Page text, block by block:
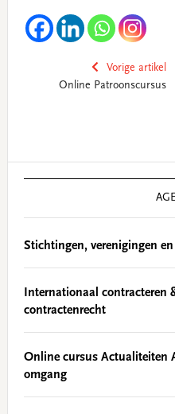
Vorige artikel
Online Patroonscursus
Stichtingen, verenigingen
Internationaal contracteren
contractenrecht
Online cursus Actualiteiten
omgang